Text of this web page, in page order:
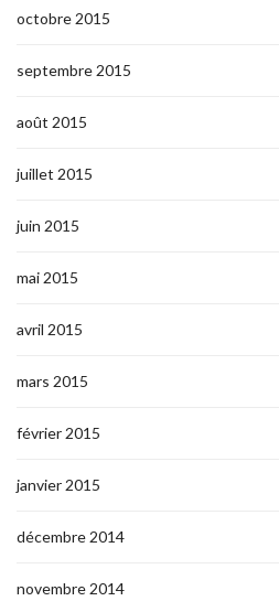
octobre 2015
septembre 2015
août 2015
juillet 2015
juin 2015
mai 2015
avril 2015
mars 2015
février 2015
janvier 2015
décembre 2014
novembre 2014